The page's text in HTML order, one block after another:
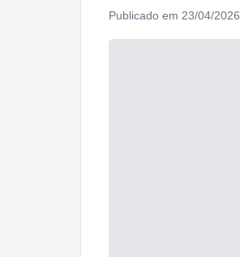
Publicado em 23/04/2026